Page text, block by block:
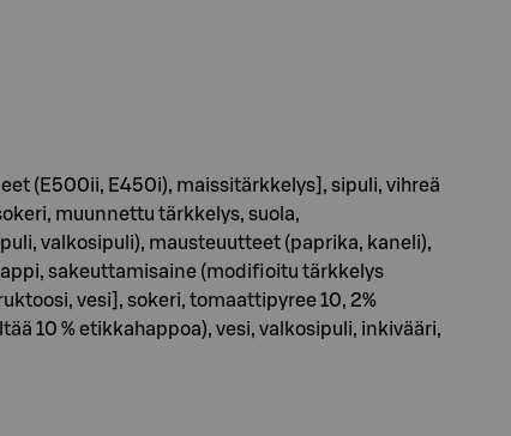
(E500ii, E450i), maissitärkkelys], sipuli, vihreä
muunnettu tärkkelys, suola,
valkosipuli), mausteuutteet (paprika, kaneli),
sakeuttamisaine (modifioitu tärkkelys
vesi], sokeri, tomaattipyree 10, 2%
10 % etikkahappoa), vesi, valkosipuli, inkivääri,